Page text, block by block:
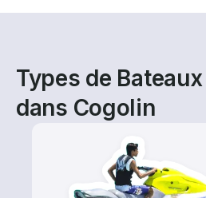
Types de
dans Cogolin